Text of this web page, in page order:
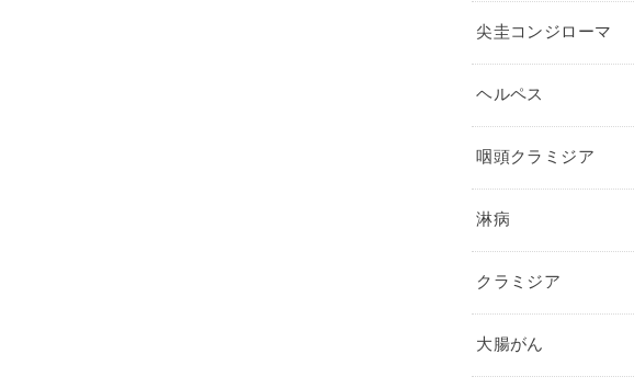
尖圭コンジローマ
ヘルペス
咽頭クラミジア
淋病
クラミジア
大腸がん